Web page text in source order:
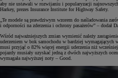
aby nie ustawali w rozwijaniu i popularyzacji
Harkey, prezes Insurance Institute for Highway Safety.
„Te modele są prawdziwym wzorem do naśladowania
i odporności na zderzenia i ochrony pasażerów” – dodał
Wśród najważniejszych zmian wymienić należy
uderzeniem w bok samochodu w bardziej wymagających
musi przyjąć o 82% więcej energii uderzenia niż
pojazdy musiały uzyskać jedną z dwóch najwyższych
wymagała najwyższej noty – Good.